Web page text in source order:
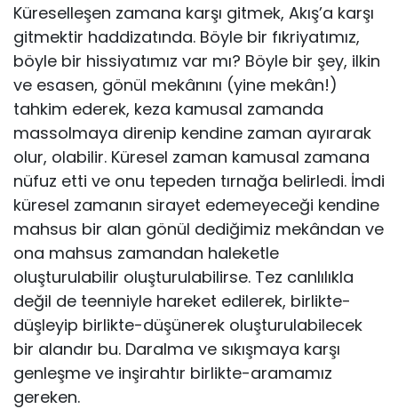
Küreselleşen zamana karşı gitmek, Akış’a karşı
gitmektir haddizatında. Böyle bir fıkriyatımız,
böyle bir hissiyatımız var mı? Böyle bir şey, ilkin
ve esasen, gönül mekânını (yine mekân!)
tahkim ederek, keza kamusal zamanda
massolmaya direnip kendine zaman ayırarak
olur, olabilir. Küresel zaman kamusal zamana
nüfuz etti ve onu tepeden tırnağa belirledi. İmdi
küresel zamanın sirayet edemeyeceği kendine
mahsus bir alan gönül dediğimiz mekândan ve
ona mahsus zamandan haIeketle
oluşturulabilir oluşturulabilirse. Tez canlılıkla
değil de teenniyle hareket edilerek, birlikte-
düşleyip birlikte-düşünerek oluşturulabilecek
bir alandır bu. Daralma ve sıkışmaya karşı
genleşme ve inşirahtır birlikte-aramamız
gereken.